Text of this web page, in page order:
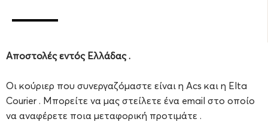
Αποστολές εντός Ελλάδας .
Οι κούριερ που συνεργαζόμαστε είναι η Acs και η Elta
Courier . Μπορείτε να μας στείλετε ένα email στο οποίο
να αναφέρετε ποια μεταφορική προτιμάτε .